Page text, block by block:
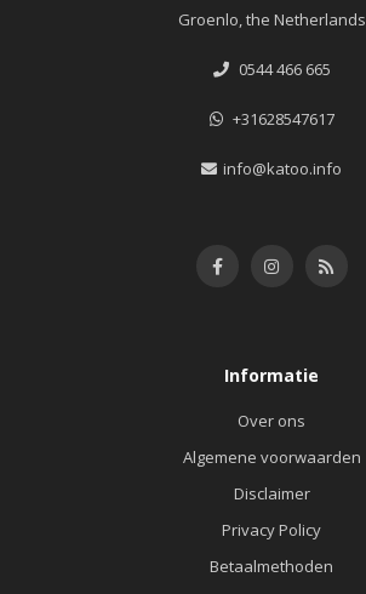
Groenlo, the Netherlands
0544 466 665
+31628547617
info@katoo.info
Informatie
Over ons
Algemene voorwaarden
Disclaimer
Privacy Policy
Betaalmethoden